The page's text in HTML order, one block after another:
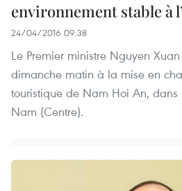
environnement stable à
24/04/2016 09:38
Le Premier ministre Nguyen
dimanche matin à la mise en
touristique de Nam Hoi An,
Nam (Centre).